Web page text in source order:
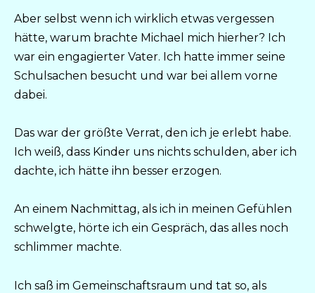
Aber selbst wenn ich wirklich etwas vergessen
hätte, warum brachte Michael mich hierher? Ich
war ein engagierter Vater. Ich hatte immer seine
Schulsachen besucht und war bei allem vorne
dabei.
Das war der größte Verrat, den ich je erlebt habe.
Ich weiß, dass Kinder uns nichts schulden, aber ich
dachte, ich hätte ihn besser erzogen.
An einem Nachmittag, als ich in meinen Gefühlen
schwelgte, hörte ich ein Gespräch, das alles noch
schlimmer machte.
Ich saß im Gemeinschaftsraum und tat so, als